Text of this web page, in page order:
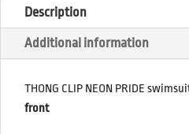
Description
Additional information
THONG CLIP NEON PRIDE
front